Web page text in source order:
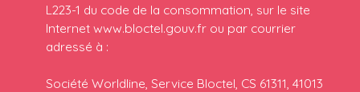
L223-1 du code de la consommation, sur le site
Internet www.bloctel.gouv.fr ou par courrier
adressé à :
Société Worldline, Service Bloctel, CS 61311, 41013